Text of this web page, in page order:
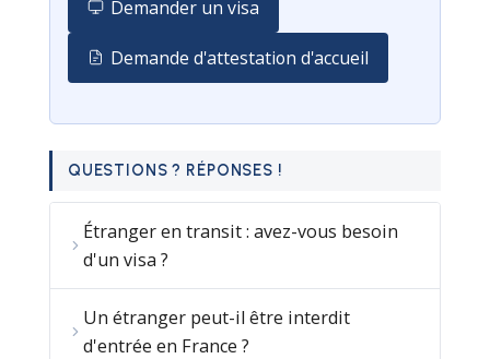
Demander un visa
Demande d'attestation d'accueil
QUESTIONS ? RÉPONSES !
Étranger en transit : avez-vous besoin
d'un visa ?
Un étranger peut-il être interdit
d'entrée en France ?